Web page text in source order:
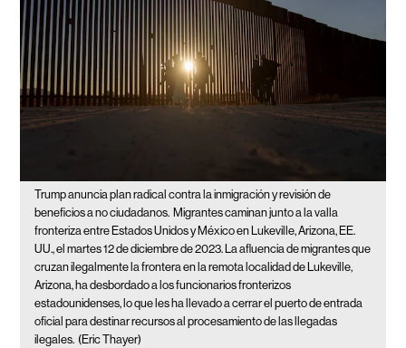
Trump anuncia plan radical contra la inmigración y revisión de
beneficios a no ciudadanos. Migrantes caminan junto a la valla
fronteriza entre Estados Unidos y México en Lukeville, Arizona, EE.
UU., el martes 12 de diciembre de 2023. La afluencia de migrantes que
cruzan ilegalmente la frontera en la remota localidad de Lukeville,
Arizona, ha desbordado a los funcionarios fronterizos
estadounidenses, lo que les ha llevado a cerrar el puerto de entrada
oficial para destinar recursos al procesamiento de las llegadas
ilegales. (Eric Thayer)